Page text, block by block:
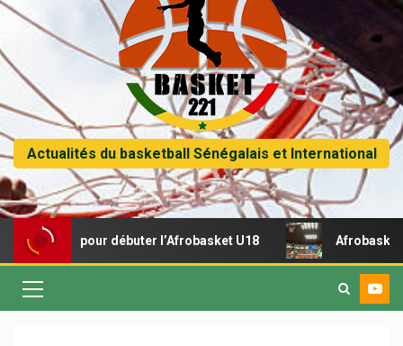
Actualités du basketball Sénégalais et International
pour débuter l’Afrobasket U18 Afrobasket U18 –